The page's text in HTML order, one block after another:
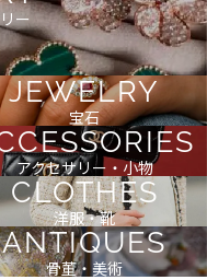
ー
JEWELRY
宝石
アクセサリー・小物
CLOTHES
洋服・靴
ANTIQUES
骨董・美術